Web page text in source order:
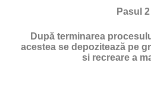
Pasul 2
După terminarea
acestea se depozitează pe
si recreare a